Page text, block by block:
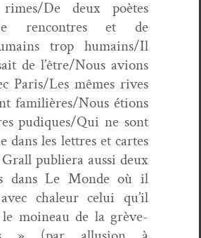
De deux poètes
ren­con­tres et de
trop humains/Il
de l’être/Nous avions
Paris/Les mêmes rives
familières/Nous étions
pudiques/Qui ne sont
dans les let­tres et cartes
Grall pub­liera aus­si deux
dans Le Monde où il
chaleur celui qu’il
moineau de la grève-